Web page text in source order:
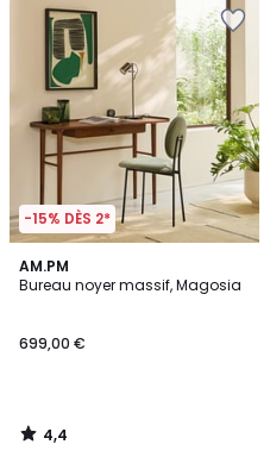
-15% DÈS 2*
AM.PM
Bureau noyer massif, Magosia
699,00 €
4,4
/ 5
4,4
/